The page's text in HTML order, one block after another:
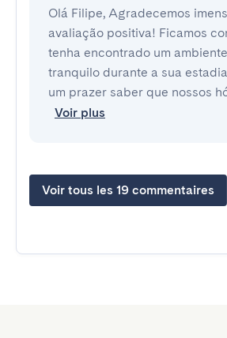
Olá Filipe, Agradecemos
avaliação positiva! Ficamos
tenha encontrado um
tranquilo durante a sua
um prazer saber que nossos
Voir plus
Voir tous les 19 commentaires